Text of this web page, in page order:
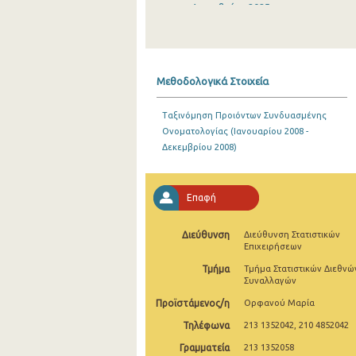
Δεκεμβρίου 2025
Αυγούστου 2025
Ιουλίου 2025
Απριλίου 2025
Μαρτίου 2025
Ιανουαρίου 2025
Δεκεμβρίου 2024
Μεθοδολογικά Στοιχεία
Ταξινόμηση Προιόντων Συνδυασμένης
Ονοματολογίας (Ιανουαρίου 2008 -
Δεκεμβρίου 2008)
Επαφή
Διεύθυνση
Διεύθυνση Στατιστικών
Επιχειρήσεων
Τμήμα
Τμήμα Στατιστικών
Συναλλαγών
Προϊστάμενος/η Ορφανού Μαρία
Τηλέφωνα 213 1352042, 210 4852042
Γραμματεία 213 1352058